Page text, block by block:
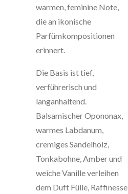
warmen, feminine Note,
die an ikonische
Parfümkompositionen
erinnert.
Die Basis ist tief,
verführerisch und
langanhaltend.
Balsamischer Opononax,
warmes Labdanum,
cremiges Sandelholz,
Tonkabohne, Amber und
weiche Vanille verleihen
dem Duft Fülle, Raffinesse